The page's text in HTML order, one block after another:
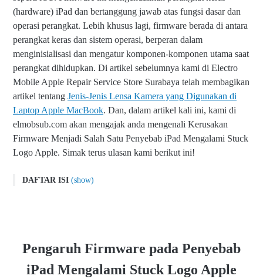
(hardware) iPad dan bertanggung jawab atas fungsi dasar dan
operasi perangkat. Lebih khusus lagi, firmware berada di antara
perangkat keras dan sistem operasi, berperan dalam
menginisialisasi dan mengatur komponen-komponen utama saat
perangkat dihidupkan. Di artikel sebelumnya kami di Electro
Mobile Apple Repair Service Store Surabaya telah membagikan
artikel tentang Jenis-Jenis Lensa Kamera yang Digunakan di
Laptop Apple MacBook. Dan, dalam artikel kali ini, kami di
elmobsub.com akan mengajak anda mengenali Kerusakan
Firmware Menjadi Salah Satu Penyebab iPad Mengalami Stuck
Logo Apple. Simak terus ulasan kami berikut ini!
DAFTAR ISI (show)
Analisa Teknis Pada Kasus iPad yang Mengalami Stuck
pada Logo Apple
Pengaruh Firmware pada Penyebab
iPad Mengalami Stuck Logo Apple